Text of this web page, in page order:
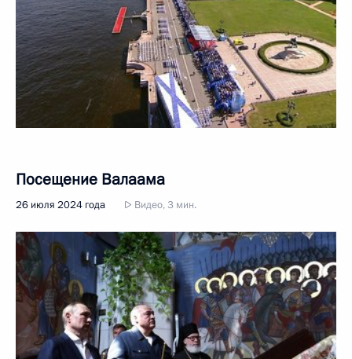
Посещение Валаама
26 июля 2024 года Видео, 3 мин.